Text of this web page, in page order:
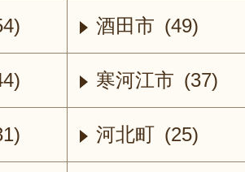
酒田市 (49)
寒河江市 (37)
河北町 (25)